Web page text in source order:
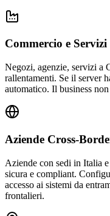
Commercio e Servizi
Negozi, agenzie, servizi a
rallentamenti. Se il server
automatico. Il business
Aziende Cross-
Aziende con sedi in Italia
sicura e compliant.
accesso ai sistemi da
frontalieri.